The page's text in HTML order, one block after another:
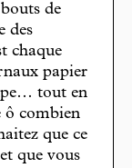
de
des
chaque
papier
tout en
ô combien
que ce
que vous